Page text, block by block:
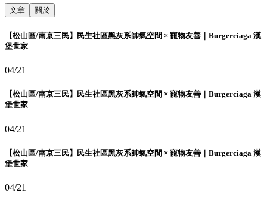
文章 關於
【松山區/南京三民】民生社區黑灰系帥氣空間 × 寵物友善｜Burgerciaga 漢
堡世家
04/21
【松山區/南京三民】民生社區黑灰系帥氣空間 × 寵物友善｜Burgerciaga 漢
堡世家
04/21
【松山區/南京三民】民生社區黑灰系帥氣空間 × 寵物友善｜Burgerciaga 漢
堡世家
04/21